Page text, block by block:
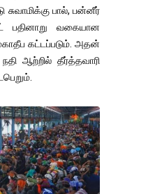
சுவாமிக்கு பால், பன்னீர்
பதினாறு வகையான
கட்டப்படும். அதன்
ஆற்றில் தீர்த்தவாரி